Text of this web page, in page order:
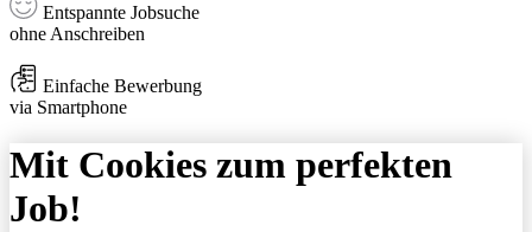
Entspannte Jobsuche
ohne Anschreiben
Einfache Bewerbung
via Smartphone
Mit Cookies zum perfekten
Job!